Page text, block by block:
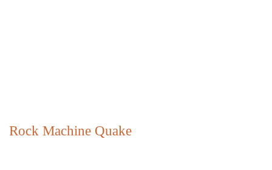
Rock Machine Quake